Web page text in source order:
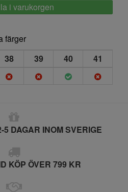
i varukorgen
färger
38 39 40
41
DAGAR INOM SVERIGE
KÖP ÖVER 799 KR